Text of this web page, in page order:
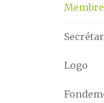
Logo